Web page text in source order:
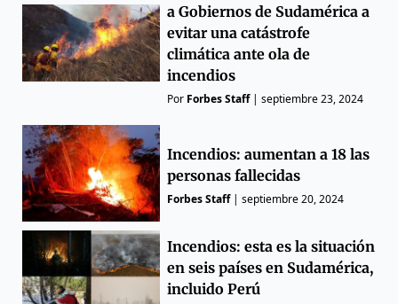
a Gobiernos de Sudamérica a
evitar una catástrofe
climática ante ola de
incendios
Por Forbes Staff|septiembre 23, 2024
Incendios: aumentan a 18 las
personas fallecidas
Forbes Staff|septiembre 20, 2024
Incendios: esta es la situación
en seis países en Sudamérica,
incluido Perú